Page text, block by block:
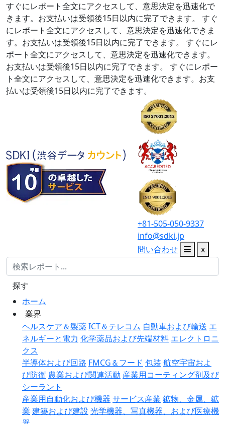
すぐにレポート全文にアクセスして、意思決定を迅速化で
きます。お支払いは受領後15日以内に完了できます。
すぐ
にレポート全文にアクセスして、意思決定を迅速化できま
す。お支払いは受領後15日以内に完了できます。
すぐにレ
ポート全文にアクセスして、意思決定を迅速化できます。
お支払いは受領後15日以内に完了できます。
すぐにレポー
ト全文にアクセスして、意思決定を迅速化できます。お支
払いは受領後15日以内に完了できます。
+81-505-050-9337
info@sdki.jp
問い合わせ
x
ホーム
業界
ヘルスケア＆製薬ICT＆テレコム 自動車および輸送 エ
ネルギーと電力 化学薬品および先端材料 エレクトロニ
クス
半導体および回路 FMCG＆フード 包装 航空宇宙およ
び防衛 農業および関連活動 産業用コーティング剤及び
シーラント
産業用自動化および機器 サービス産業 鉱物、金属、鉱
業 建築および建設 光学機器、写真機器、および医療機
探す